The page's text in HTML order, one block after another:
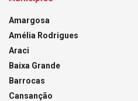
Amargosa
Amélia Rodrigues
Araci
Baixa Grande
Barrocas
Cansanção